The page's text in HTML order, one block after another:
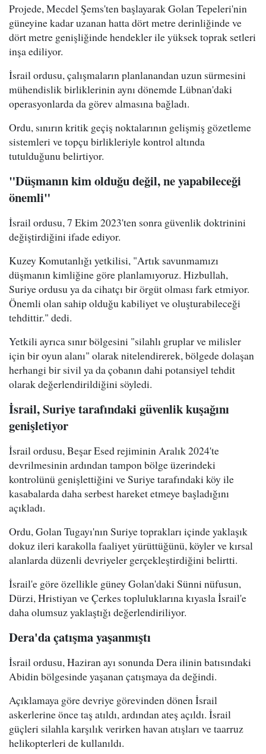
Projede, Mecdel Şems'ten başlayarak Golan Tepeleri'nin
güneyine kadar uzanan hatta dört metre derinliğinde ve
dört metre genişliğinde hendekler ile yüksek toprak setleri
inşa ediliyor.
İsrail ordusu, çalışmaların planlanandan uzun sürmesini
mühendislik birliklerinin aynı dönemde Lübnan'daki
operasyonlarda da görev almasına bağladı.
Ordu, sınırın kritik geçiş noktalarının gelişmiş gözetleme
sistemleri ve topçu birlikleriyle kontrol altında
tutulduğunu belirtiyor.
"Düşmanın kim olduğu değil, ne yapabileceği
önemli"
İsrail ordusu, 7 Ekim 2023'ten sonra güvenlik doktrinini
değiştirdiğini ifade ediyor.
Kuzey Komutanlığı yetkilisi, "Artık savunmamızı
düşmanın kimliğine göre planlamıyoruz. Hizbullah,
Suriye ordusu ya da cihatçı bir örgüt olması fark etmiyor.
Önemli olan sahip olduğu kabiliyet ve oluşturabileceği
tehdittir." dedi.
Yetkili ayrıca sınır bölgesini "silahlı gruplar ve milisler
için bir oyun alanı" olarak nitelendirerek, bölgede dolaşan
herhangi bir sivil ya da çobanın dahi potansiyel tehdit
olarak değerlendirildiğini söyledi.
İsrail, Suriye tarafındaki güvenlik kuşağını
genişletiyor
İsrail ordusu, Beşar Esed rejiminin Aralık 2024'te
devrilmesinin ardından tampon bölge üzerindeki
kontrolünü genişlettiğini ve Suriye tarafındaki köy ile
kasabalarda daha serbest hareket etmeye başladığını
açıkladı.
Ordu, Golan Tugayı'nın Suriye toprakları içinde yaklaşık
dokuz ileri karakolla faaliyet yürüttüğünü, köyler ve kırsal
alanlarda düzenli devriyeler gerçekleştirdiğini belirtti.
İsrail'e göre özellikle güney Golan'daki Sünni nüfusun,
Dürzi, Hristiyan ve Çerkes topluluklarına kıyasla İsrail'e
daha olumsuz yaklaştığı değerlendiriliyor.
Dera'da çatışma yaşanmıştı
İsrail ordusu, Haziran ayı sonunda Dera ilinin batısındaki
Abidin bölgesinde yaşanan çatışmaya da değindi.
Açıklamaya göre devriye görevinden dönen İsrail
askerlerine önce taş atıldı, ardından ateş açıldı. İsrail
güçleri silahla karşılık verirken havan atışları ve taarruz
helikopterleri de kullanıldı.